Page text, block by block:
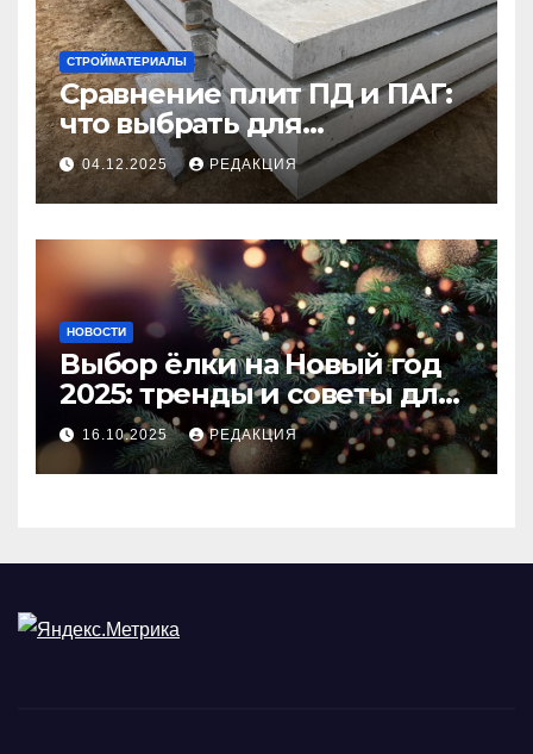
СТРОЙМАТЕРИАЛЫ
Сравнение плит ПД и ПАГ:
что выбрать для
долговечного и прочного
покрытия
04.12.2025 РЕДАКЦИЯ
НОВОСТИ
Выбор ёлки на Новый год
2025: тренды и советы для
идеального праздника
16.10.2025 РЕДАКЦИЯ